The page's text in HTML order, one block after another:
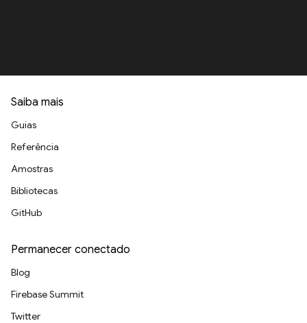
Saiba mais
Guias
Referência
Amostras
Bibliotecas
GitHub
Permanecer conectado
Blog
Firebase Summit
Twitter